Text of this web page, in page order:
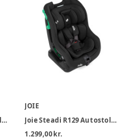
Joie Steadi R129 Autostol - Raven
JOIE
Joie Steadi R129 Autostol - Shale
1.299,00 kr.